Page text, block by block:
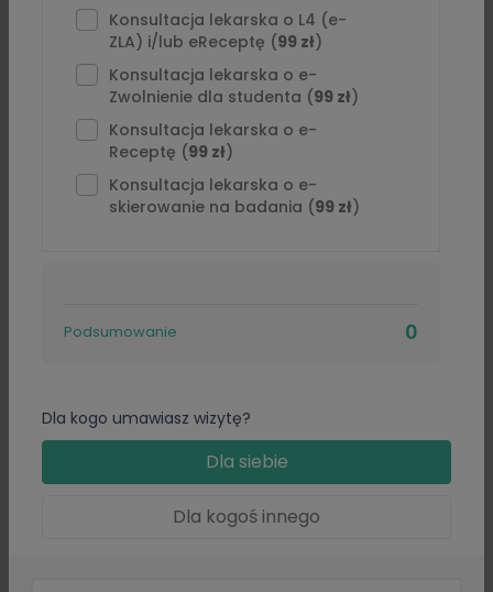
O “Paulina Kozłowska”
Jestem absolwentką Wydziału Lekarskiego Collegium
Medicum Uniwersytetu Warmińsko-Mazurskiego w
Olsztynie. Staż podyplomowy odbyłam w Szpitalu
Wojewódzkim w Olsztynie, gdzie zdobyłam
doświadczenie zawodowe pracując na różnych
oddziałach, m.in. kardiologii, sorze, chirurgii ogólnej czy w
Jestem osobą emoatyczną i zawsze szukającą
aktualną wiedzą medyczną.
Staram się przedstawiać zalecenia w sposób zrozumiały i
skuteczny, a w przypadku jakichkolwiek wątpliwości
Pacjenta dokładnie i cierpliwie tłumaczę plan dalszego
Konsultacja lekarska o L4 (e-
ZLA) i/lub eReceptę (99 zł)
Konsultacja lekarska o e-
Zwolnienie dla studenta (99 zł)
Konsultacja lekarska o e-
Receptę (99 zł)
Konsultacja lekarska o e-
skierowanie na badania (99 zł)
Podsumowanie 0
Dla kogo umawiasz wizytę?
Dla siebie
Dla kogoś innego